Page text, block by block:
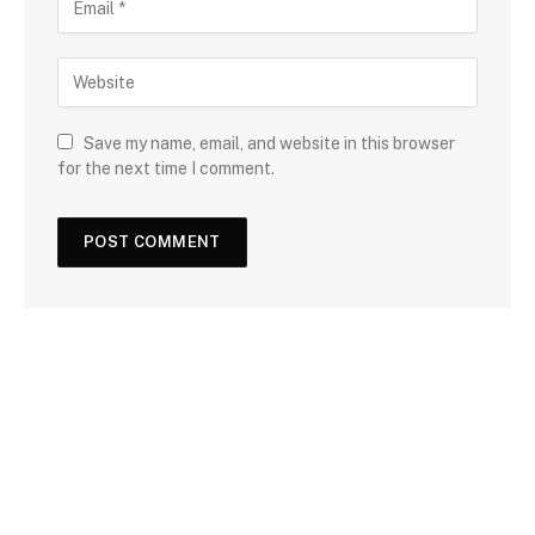
Save my name, email, and website in this browser
for the next time I comment.